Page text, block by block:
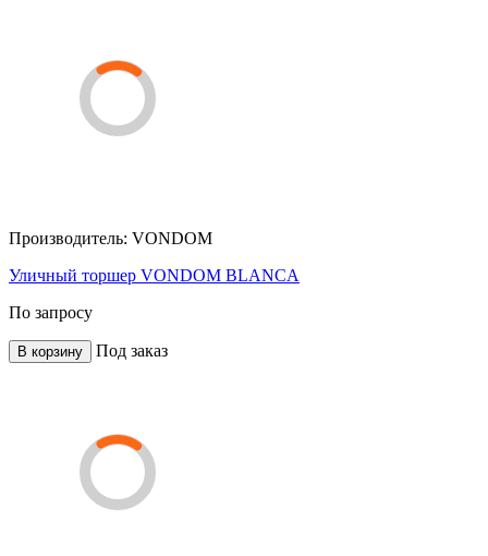
Производитель: VONDOM
Уличный торшер VONDOM BLANCA
По запросу
В корзину Под заказ